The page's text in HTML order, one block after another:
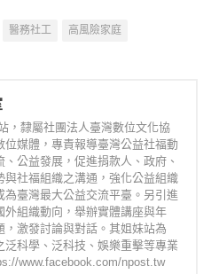
醫務社工 高風險家庭
，隸屬社團法人臺灣數位文化協
位媒體，專責報導臺灣公益社福動
、公益發展，促進捐款人、政府、
與社福組織之溝通，強化公益組織
為臺灣最大公益交流平臺。另引進
外組織動向，舉辦實體講座與年
，激發討論與對話。其姐妹站為
泛科學、泛科技、娛樂重擊等專業
www.facebook.com/npost.tw